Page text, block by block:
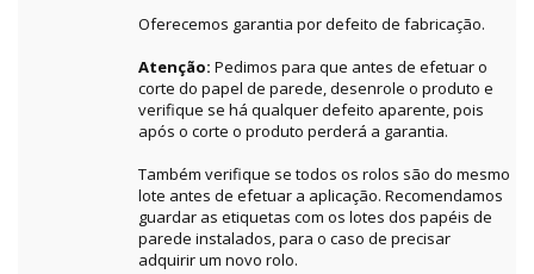
Oferecemos garantia por defeito de fabricação.
Atenção: Pedimos para que antes de efetuar o
corte do papel de parede, desenrole o produto e
verifique se há qualquer defeito aparente, pois
após o corte o produto perderá a garantia.
Também verifique se todos os rolos são do mesmo
lote antes de efetuar a aplicação. Recomendamos
guardar as etiquetas com os lotes dos papéis de
parede instalados, para o caso de precisar
adquirir um novo rolo.